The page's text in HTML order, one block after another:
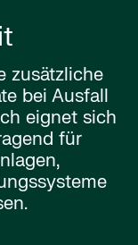
zusätzliche
bei Ausfall
eignet sich
für